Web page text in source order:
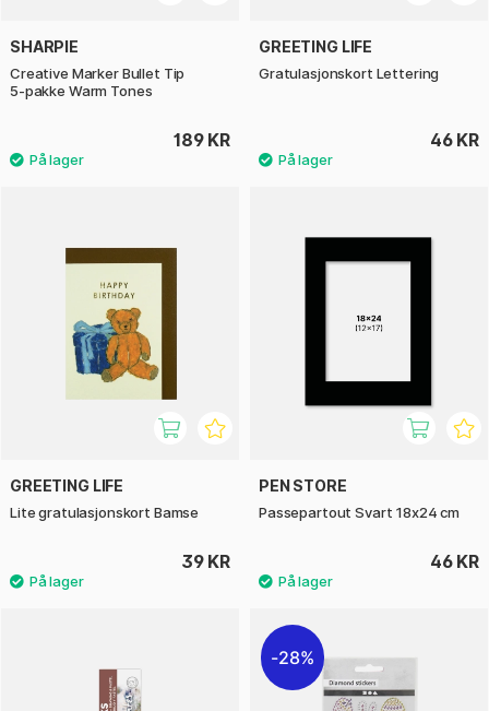
SHARPIE
Creative Marker Bullet Tip
5‑pakke Warm Tones
189 KR
GREETING LIFE
Gratulasjonskort Lettering
46 KR
GREETING LIFE
Lite gratulasjonskort Bamse
39 KR
PEN STORE
Passepartout Svart 18x24 cm
46 KR
28%